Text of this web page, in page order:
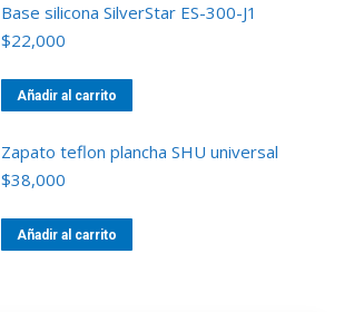
Base silicona SilverStar ES-300-J1
$22,000
Añadir al carrito
Zapato teflon plancha SHU universal
$38,000
Añadir al carrito